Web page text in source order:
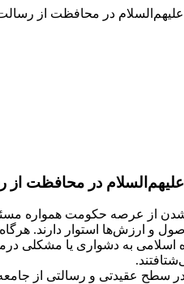
علیهم‌السلام در محافظت از
در محافظت از
شدن از عرصه حکومت همواره
و ارزش‌ها استوار دارند.
اسلامی به دشواری یا مشکلی
در سطح عقیدتی و رسالتی از